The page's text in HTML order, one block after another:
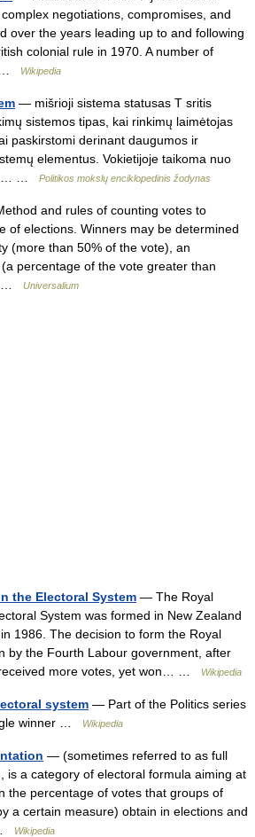
negotiations, compromises, and
over the years leading up to and following
colonial rule in 1970. A number of
…
Wikipedia
— mišrioji sistema statusas T sritis
sistemos tipas, kai rinkimų laimėtojas
paskirstomi derinant daugumos ir
elementus. Vokietijoje taikoma nuo
…
Politikos mokslų enciklopedinis žodynas
and rules of counting votes to
of elections. Winners may be determined
(more than 50% of the vote), an
percentage of the vote greater than
…
Universalium
the Electoral System — The Royal
System was formed in New Zealand
1986. The decision to form the Royal
by the Fourth Labour government, after
more votes, yet won… …
Wikipedia
system — Part of the Politics series
winner …
Wikipedia
— (sometimes referred to as full
is a category of electoral formula aiming at
the percentage of votes that groups of
a certain measure) obtain in elections and
Wikipedia